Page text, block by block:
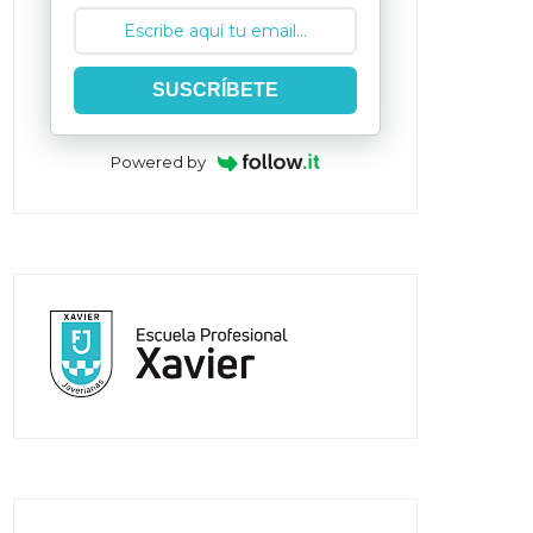
SUSCRÍBETE
Powered by